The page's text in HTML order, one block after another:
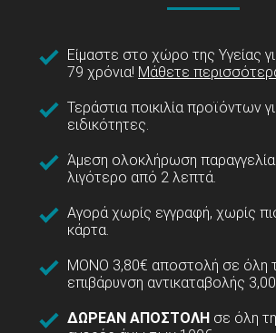
Είμαστε στο χώρο της Υγείας
79 χρόνια! Μάθετε
Τεράστια ποικιλία προϊόντων
ειδικότητες.
Άμεση ολοκλήρωση
λιγότερο από 2 λεπτά.
Αγορά χωρίς εγγραφή, χωρίς
κάρτα.
ΜΟΝΟ 3,80€ αποστολή σε όλη
επιβάρυνση αντικαταβολής
ΔΩΡΕΑΝ ΑΠΟΣΤΟΛΗ σε όλη